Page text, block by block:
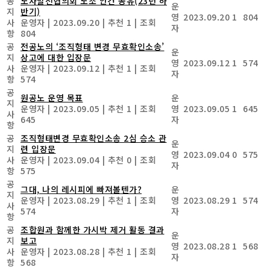
지
사
항
반기)
운영자 | 2023.09.20 | 추천 1 | 조회
804
운
영
자
2023.09.20 1 804
공
지
사
항
전공노의 ‘조직형태 변경 무효확인소송’
상고에 대한 입장문
운영자 | 2023.09.12 | 추천 1 | 조회
574
운
영
자
2023.09.12 1 574
공
지
사
항
원공노 운영 목표
운영자 | 2023.09.05 | 추천 1 | 조회
645
운
영
자
2023.09.05 1 645
공
지
사
항
조직형태변경 무효확인소송 2심 승소 관
련 입장문
운영자 | 2023.09.04 | 추천 0 | 조회
575
운
영
자
2023.09.04 0 575
공
지
사
항
그대, 나의 레시피에 빠져볼텐가?
운영자 | 2023.08.29 | 추천 1 | 조회
574
운
영
자
2023.08.29 1 574
공
지
사
항
조합원과 함께한 가시박 제거 활동 결과
보고
운영자 | 2023.08.28 | 추천 1 | 조회
568
운
영
자
2023.08.28 1 568